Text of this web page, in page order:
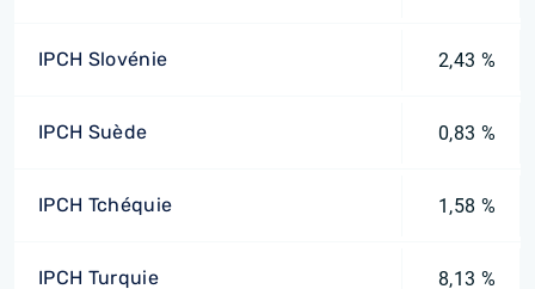
IPCH Slovénie 2,43 %
IPCH Suède 0,83 %
IPCH Tchéquie 1,58 %
IPCH Turquie 8,13 %